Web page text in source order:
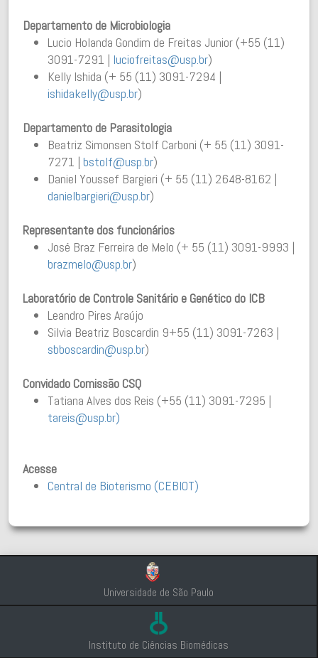
Departamento de Microbiologia
Lucio Holanda Gondim de Freitas Junior (+55 (11)
3091-7291 | luciofreitas@usp.br)
Kelly Ishida (+ 55 (11) 3091-7294 |
ishidakelly@usp.br)
Departamento de Parasitologia
Beatriz Simonsen Stolf Carboni (+ 55 (11) 3091-
7271 | bstolf@usp.br)
Daniel Youssef Bargieri (+ 55 (11) 2648-8162 |
danielbargieri@usp.br)
Representante dos funcionários
José Braz Ferreira de Melo (+ 55 (11) 3091-9993 |
brazmelo@usp.br)
Laboratório de Controle Sanitário e Genético do ICB
Leandro Pires Araújo
Silvia Beatriz Boscardin 9+55 (11) 3091-7263 |
sbboscardin@usp.br)
Convidado Comissão CSQ
Tatiana Alves dos Reis (+55 (11) 3091-7295 |
tareis@usp.br)
Acesse
Central de Bioterismo (CEBIOT)
Universidade de São Paulo
Instituto de Ciências Biomédicas